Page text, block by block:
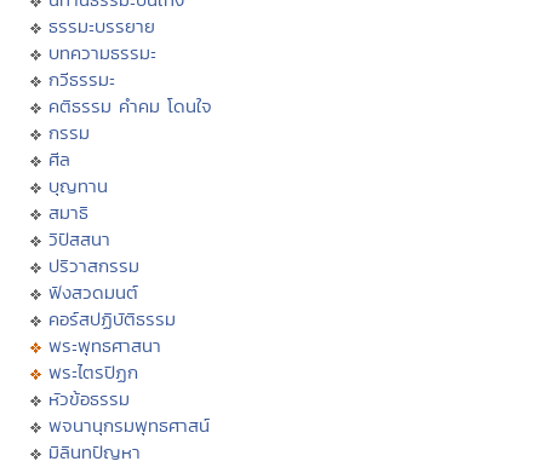
ธรรมะบรรยาย
บทความธรรมะ
กวีธรรมะ
คติธรรม คำคม โดนใจ
กรรม
ศีล
บุญทาน
สมาธิ
วิปัสสนา
ปริวาสกรรม
ฟังสวดมนต์
คอร์สปฏิบัติธรรม
พระพุทธศาสนา
พระไตรปิฏก
หัวข้อธรรม
พจนานุกรมพุทธศาสน์
มิลินทปัญหา